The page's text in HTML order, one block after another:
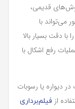
قدیمی،
می‌تواند با
دقت بسیار بالا
رفع اشکال با
دیواره یا رسوبات
از فیلم‌برداری